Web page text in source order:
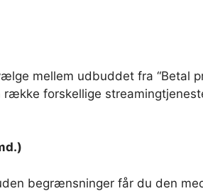
mellem udbuddet fra “Betal
forskellige
begrænsninger får du den